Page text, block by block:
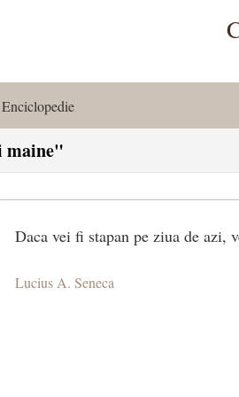
Enciclopedie
maine"
Daca vei fi stapan pe ziua de azi,
Lucius A. Seneca